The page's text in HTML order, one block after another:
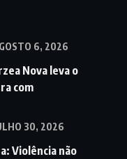
6, 2026
Nova leva o
com
30, 2026
Violência não